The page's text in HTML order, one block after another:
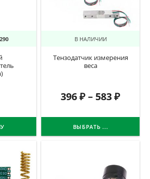
290 В НАЛИЧИИ
Тензодатчик измерения
веса
396₽– 583₽
ВЫБРАТЬ ...